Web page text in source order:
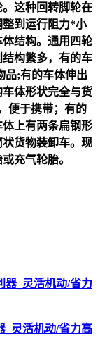
这种回转脚轮在
到运行阻力*小
结构。通用四轮
构繁多，有的车
品;有的车体伸出
体形状完全与货
便于携带；有的
上有两条扁钢形
货物装卸车。现
充气轮胎。
_灵活机动/省力高